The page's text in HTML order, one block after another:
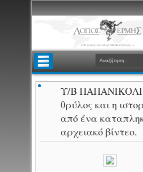
Υ/Β
θρύλος και η
από ένα
αρχειακό βίντεο.